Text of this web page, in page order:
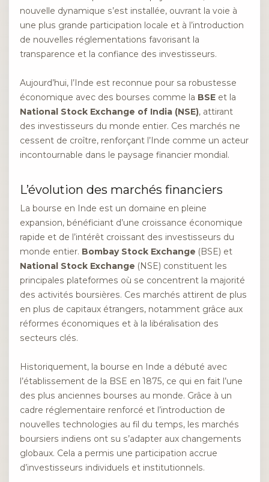
nouvelle dynamique s’est installée, ouvrant la voie à
une plus grande participation locale et à l’introduction
de nouvelles réglementations favorisant la
transparence et la confiance des investisseurs.
Aujourd’hui, l’Inde est reconnue pour sa robustesse
économique avec des bourses comme la BSE et la
National Stock Exchange of India (NSE), attirant
des investisseurs du monde entier. Ces marchés ne
cessent de croître, renforçant l’Inde comme un acteur
incontournable dans le paysage financier mondial.
L’évolution des marchés financiers
La bourse en Inde est un domaine en pleine
expansion, bénéficiant d’une croissance économique
rapide et de l’intérêt croissant des investisseurs du
monde entier. Bombay Stock Exchange (BSE) et
National Stock Exchange (NSE) constituent les
principales plateformes où se concentrent la majorité
des activités boursières. Ces marchés attirent de plus
en plus de capitaux étrangers, notamment grâce aux
réformes économiques et à la libéralisation des
secteurs clés.
Historiquement, la bourse en Inde a débuté avec
l’établissement de la BSE en 1875, ce qui en fait l’une
des plus anciennes bourses au monde. Grâce à un
cadre réglementaire renforcé et l’introduction de
nouvelles technologies au fil du temps, les marchés
boursiers indiens ont su s’adapter aux changements
globaux. Cela a permis une participation accrue
d’investisseurs individuels et institutionnels.